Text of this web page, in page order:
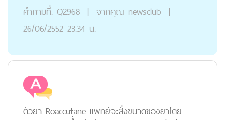
คำถามที่: Q2968 | จากคุณ newsclub |
26/06/2552 23:34 น.
ตัวยา Roaccutane แพทย์จะสั่งขนาดของยาโดย